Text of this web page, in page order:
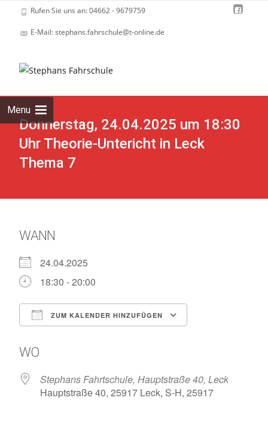
Rufen Sie uns an: 04662 - 9679759
E-Mail: stephans.fahrschule@t-online.de
Menu
Donnerstag, 24.04.2025 um 18:30
Uhr Theorie-Untericht in Leck
Thema 7
WANN
24.04.2025
18:30 - 20:00
ZUM KALENDER HINZUFÜGEN
WO
Stephans Fahrtschule, Hauptstraße 40, Leck
Hauptstraße 40, 25917 Leck, S-H, 25917